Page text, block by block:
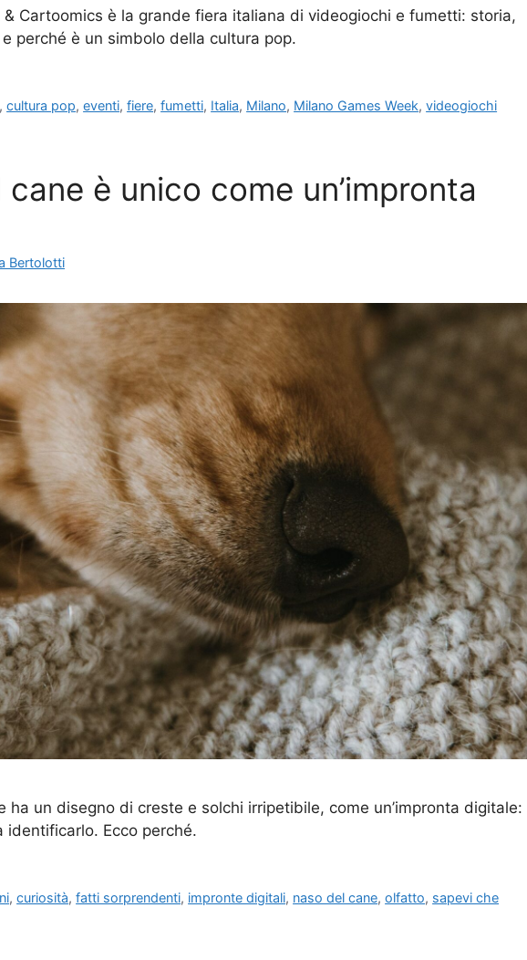
& Cartoomics è la grande fiera italiana di videogiochi e fumetti: storia,
perché è un simbolo della cultura pop.
,cultura pop,eventi,fiere,fumetti, Italia, Milano, Milano Games Week,videogiochi
cane è unico come un’impronta
Bertolotti
ha un disegno di creste e solchi irripetibile, come un’impronta digitale:
identificarlo. Ecco perché.
,curiosità,fatti sorprendenti, impronte digitali, naso del cane,olfatto, sapevi che